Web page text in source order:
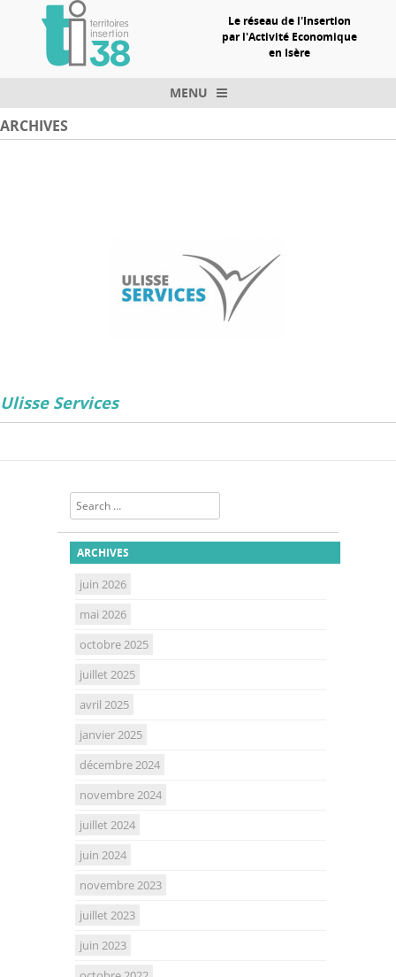
Le réseau de l'Insertion
par l'Activité Economique
en Isère
MENU
Skip to content
ARCHIVES
Ulisse Services
Search
ARCHIVES
juin 2026
mai 2026
octobre 2025
juillet 2025
avril 2025
janvier 2025
décembre 2024
novembre 2024
juillet 2024
juin 2024
novembre 2023
juillet 2023
juin 2023